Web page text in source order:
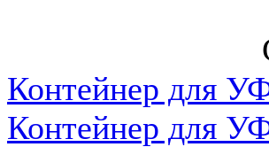
Контейнер для
Контейнер для